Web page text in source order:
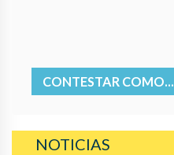
CONTESTAR COMO...
NOTICIAS